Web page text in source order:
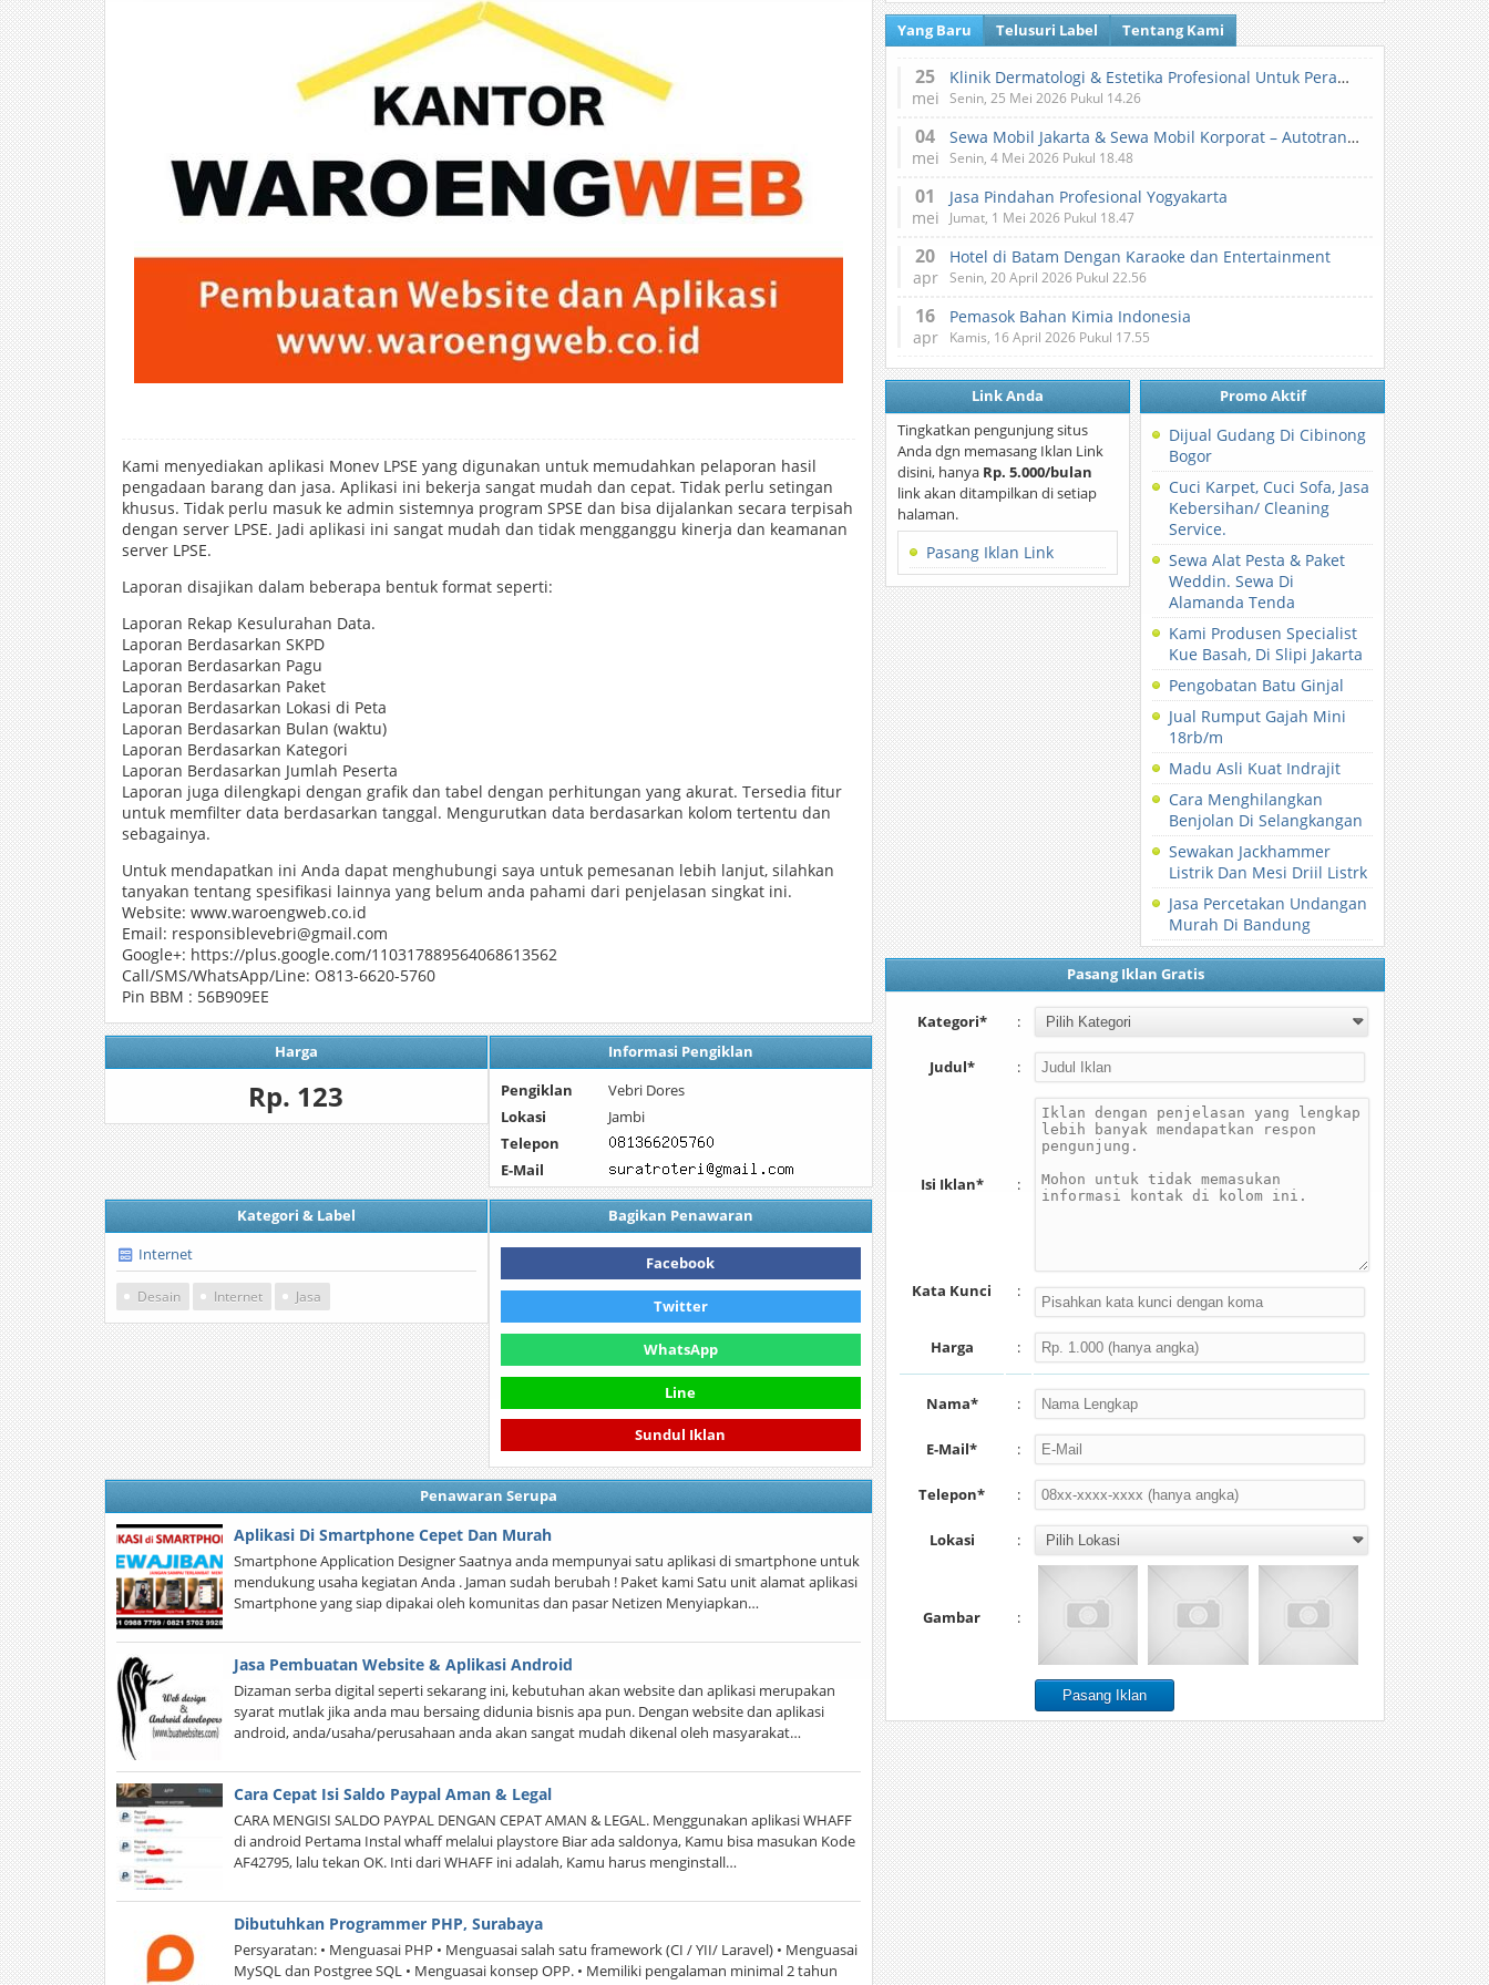
Kami menyediakan aplikasi Monev LPSE yang digunakan untuk memudahkan pelaporan hasil
pengadaan barang dan jasa. Aplikasi ini bekerja sangat mudah dan cepat. Tidak perlu setingan
khusus. Tidak perlu masuk ke admin sistemnya program SPSE dan bisa dijalankan secara terpisah
dengan server LPSE. Jadi aplikasi ini sangat mudah dan tidak mengganggu kinerja dan keamanan
server LPSE.
Laporan disajikan dalam beberapa bentuk format seperti:
Laporan Rekap Kesulurahan Data.
Laporan Berdasarkan SKPD
Laporan Berdasarkan Pagu
Laporan Berdasarkan Paket
Laporan Berdasarkan Lokasi di Peta
Laporan Berdasarkan Bulan (waktu)
Laporan Berdasarkan Kategori
Laporan Berdasarkan Jumlah Peserta
Laporan juga dilengkapi dengan grafik dan tabel dengan perhitungan yang akurat. Tersedia fitur
untuk memfilter data berdasarkan tanggal. Mengurutkan data berdasarkan kolom tertentu dan
sebagainya.
Untuk mendapatkan ini Anda dapat menghubungi saya untuk pemesanan lebih lanjut, silahkan
tanyakan tentang spesifikasi lainnya yang belum anda pahami dari penjelasan singkat ini.
Website: www.waroengweb.co.id
Email: responsiblevebri@gmail.com
Google+: https://plus.google.com/110317889564068613562
Call/SMS/WhatsApp/Line: O813-6620-5760
Pin BBM : 56B909EE
Harga
Rp. 123
Informasi Pengiklan
Pengiklan
Vebri Dores
Lokasi
Jambi
Telepon
E-Mail
Kategori & Label
Internet
Desain Internet Jasa
Bagikan Penawaran
Facebook
Twitter
WhatsApp
Line
Sundul Iklan
Penawaran Serupa
Aplikasi Di Smartphone Cepet Dan Murah
Smartphone Application Designer Saatnya anda mempunyai satu aplikasi di smartphone untuk
mendukung usaha kegiatan Anda . Jaman sudah berubah ! Paket kami Satu unit alamat aplikasi
Smartphone yang siap dipakai oleh komunitas dan pasar Netizen Menyiapkan…
Jasa Pembuatan Website & Aplikasi Android
Dizaman serba digital seperti sekarang ini, kebutuhan akan website dan aplikasi merupakan
syarat mutlak jika anda mau bersaing didunia bisnis apa pun. Dengan website dan aplikasi
android, anda/usaha/perusahaan anda akan sangat mudah dikenal oleh masyarakat…
Cara Cepat Isi Saldo Paypal Aman & Legal
CARA MENGISI SALDO PAYPAL DENGAN CEPAT AMAN & LEGAL. Menggunakan aplikasi WHAFF
di android Pertama Instal whaff melalui playstore Biar ada saldonya, Kamu bisa masukan Kode
AF42795, lalu tekan OK. Inti dari WHAFF ini adalah, Kamu harus menginstall…
Dibutuhkan Programmer PHP, Surabaya
Persyaratan: • Menguasai PHP • Menguasai salah satu framework (CI / YII/ Laravel) • Menguasai
MySQL dan Postgree SQL • Menguasai konsep OPP. • Memiliki pengalaman minimal 2 tahun
Yang Baru Telusuri Label Tentang Kami
25
mei
Klinik Dermatologi & Estetika Profesional Untuk Perawatan Kulit dan Kecantikan
Senin, 25 Mei 2026 Pukul 14.26
04
mei
Sewa Mobil Jakarta & Sewa Mobil Korporat – Autotranz Indonesia
Senin, 4 Mei 2026 Pukul 18.48
01
mei
Jasa Pindahan Profesional Yogyakarta
Jumat, 1 Mei 2026 Pukul 18.47
20
apr
Hotel di Batam Dengan Karaoke dan Entertainment
Senin, 20 April 2026 Pukul 22.56
16
apr
Pemasok Bahan Kimia Indonesia
Kamis, 16 April 2026 Pukul 17.55
Link Anda
Tingkatkan pengunjung situs
Anda dgn memasang Iklan Link
disini, hanya Rp. 5.000/bulan
link akan ditampilkan di setiap
halaman.
Pasang Iklan Link
Promo Aktif
Dijual Gudang Di Cibinong
Bogor
Cuci Karpet, Cuci Sofa, Jasa
Kebersihan/ Cleaning
Service.
Sewa Alat Pesta & Paket
Weddin. Sewa Di
Alamanda Tenda
Kami Produsen Specialist
Kue Basah, Di Slipi Jakarta
Pengobatan Batu Ginjal
Jual Rumput Gajah Mini
18rb/m
Madu Asli Kuat Indrajit
Cara Menghilangkan
Benjolan Di Selangkangan
Sewakan Jackhammer
Listrik Dan Mesi Driil Listrk
Jasa Percetakan Undangan
Murah Di Bandung
Pasang Iklan Gratis
Kategori* :
Judul* :
Isi Iklan* :
Kata Kunci :
Harga :
Nama* :
E-Mail* :
Telepon* :
Lokasi :
Gambar :